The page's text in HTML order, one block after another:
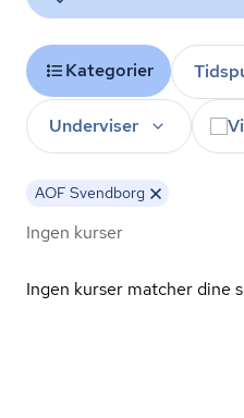
Kategorier
Underviser
AOF Svendborg
Ingen kurser
Ingen kurser matcher dine